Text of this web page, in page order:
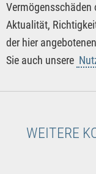
Aktualität,
der hier
Sie auch unsere
WEITERE